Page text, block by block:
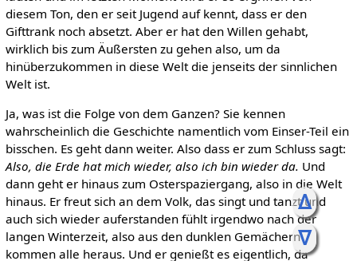
ᐃ
ᐁ
diesem Ton, den er seit Jugend auf kennt, dass er den
Gifttrank noch absetzt. Aber er hat den Willen gehabt,
wirklich bis zum Äußersten zu gehen also, um da
hinüberzukommen in diese Welt die jenseits der sinnlichen
Welt ist.
Ja, was ist die Folge von dem Ganzen? Sie kennen
wahrscheinlich die Geschichte namentlich vom Einser-Teil ein
bisschen. Es geht dann weiter. Also dass er zum Schluss sagt:
Also, die Erde hat mich wieder, also ich bin wieder da. Und
dann geht er hinaus zum Osterspaziergang, also in die Welt
hinaus. Er freut sich an dem Volk, das singt und tanzt und
auch sich wieder auferstanden fühlt irgendwo nach der
langen Winterzeit, also aus den dunklen Gemächern
kommen alle heraus. Und er genießt es eigentlich, da